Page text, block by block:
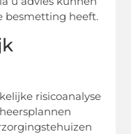
besmetting heeft.
risicoanalyse